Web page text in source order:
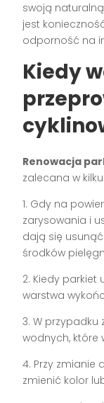
swoją
jest
odporność na
Kiedy
Renowacja
zalecana w
1. Gdy na
zarysowania i
dają się
środków
2. Kiedy parkiet
warstwa
3. W
wodnych, które
4. Przy zmianie
zmienić kolor